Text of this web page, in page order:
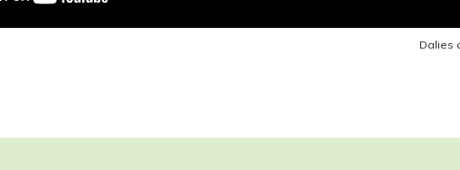
Dalies